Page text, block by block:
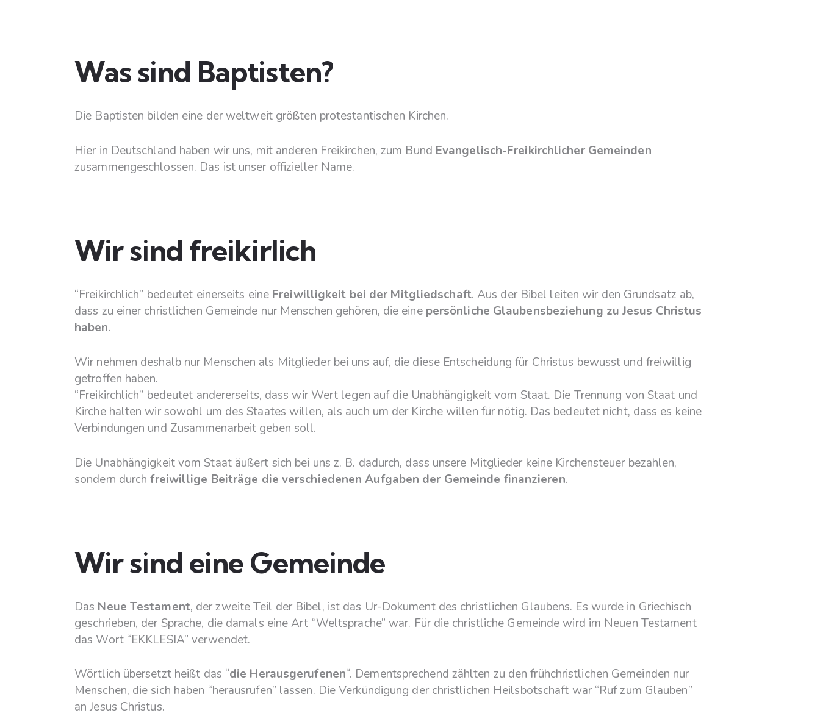
Was sind Baptisten?
Die Baptisten bilden eine der weltweit größten protestantischen Kirchen.
Hier in Deutschland haben wir uns, mit anderen Freikirchen, zum Bund Evangelisch-Freikirchlicher Gemeinden
zusammengeschlossen. Das ist unser offizieller Name.
Wir sind freikirlich
“Freikirchlich” bedeutet einerseits eine Freiwilligkeit bei der Mitgliedschaft. Aus der Bibel leiten wir den Grundsatz ab,
dass zu einer christlichen Gemeinde nur Menschen gehören, die eine persönliche Glaubensbeziehung zu Jesus Christus
haben.
Wir nehmen deshalb nur Menschen als Mitglieder bei uns auf, die diese Entscheidung für Christus bewusst und freiwillig
getroffen haben.
“Freikirchlich” bedeutet andererseits, dass wir Wert legen auf die Unabhängigkeit vom Staat. Die Trennung von Staat und
Kirche halten wir sowohl um des Staates willen, als auch um der Kirche willen für nötig. Das bedeutet nicht, dass es keine
Verbindungen und Zusammenarbeit geben soll.
Die Unabhängigkeit vom Staat äußert sich bei uns z. B. dadurch, dass unsere Mitglieder keine Kirchensteuer bezahlen,
sondern durchfreiwillige Beiträge die verschiedenen Aufgaben der Gemeinde finanzieren.
Wir sind eine Gemeinde
Das Neue Testament, der zweite Teil der Bibel, ist das Ur-Dokument des christlichen Glaubens. Es wurde in Griechisch
geschrieben, der Sprache, die damals eine Art “Weltsprache” war. Für die christliche Gemeinde wird im Neuen Testament
das Wort “EKKLESIA” verwendet.
Wörtlich übersetzt heißt das “die Herausgerufenen“. Dementsprechend zählten zu den frühchristlichen Gemeinden nur
Menschen, die sich haben “herausrufen” lassen. Die Verkündigung der christlichen Heilsbotschaft war “Ruf zum Glauben”
an Jesus Christus.